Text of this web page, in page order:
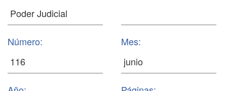
Número: Mes: